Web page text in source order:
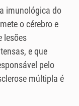
imunológica do
o cérebro e
lesões
e que
pelo
múltipla é